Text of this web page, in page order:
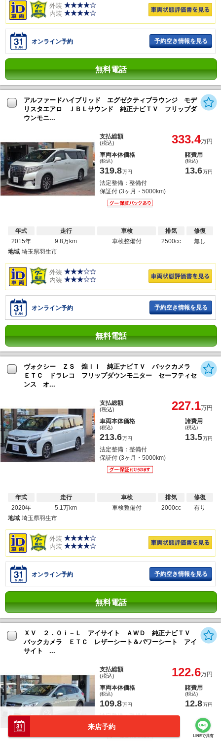
来店予約
LINEで共有
外装
内装
オンライン予約 予約空き情報を見る
無料電話
アルファードハイブリッド エグゼクティブラウンジ モデ
リスタエアロ ＪＢＬサウンド 純正ナビＴＶ フリップダ
ウンモニ...
支払総額
(税込) 333.4万円
車両本体価格
(税込)
319.8万円
諸費用
(税込)
13.6万円
法定整備：整備付
保証付 (3ヶ月・5000km)
年式
2015年
走行
9.8万km
車検
車検整備付
排気
2500cc
修復
無し
地域 埼玉県羽生市
外装
内装
オンライン予約 予約空き情報を見る
無料電話
ヴォクシー ＺＳ 煌ＩＩ 純正ナビＴＶ バックカメラ
ＥＴＣ ドラレコ フリップダウンモニター セーフティセ
ンス オ...
支払総額
(税込) 227.1万円
車両本体価格
(税込)
213.6万円
諸費用
(税込)
13.5万円
法定整備：整備付
保証付 (3ヶ月・5000km)
年式
2020年
走行
5.1万km
車検
車検整備付
排気
2000cc
修復
有り
地域 埼玉県羽生市
外装
内装
オンライン予約 予約空き情報を見る
無料電話
ＸＶ ２．０ｉ－Ｌ アイサイト ＡＷＤ 純正ナビＴＶ
バックカメラ ＥＴＣ レザーシート＆パワーシート アイ
サイト ...
支払総額
(税込) 122.6万円
車両本体価格
(税込)
109.8万円
諸費用
(税込)
12.8万円
法定整備：整備付
保証付 (3ヶ月・5000km)